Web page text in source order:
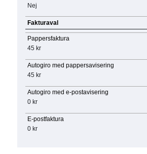
Nej
Fakturaval
Pappersfaktura
45 kr
Autogiro med pappersavisering
45 kr
Autogiro med e-postavisering
0 kr
E-postfaktura
0 kr